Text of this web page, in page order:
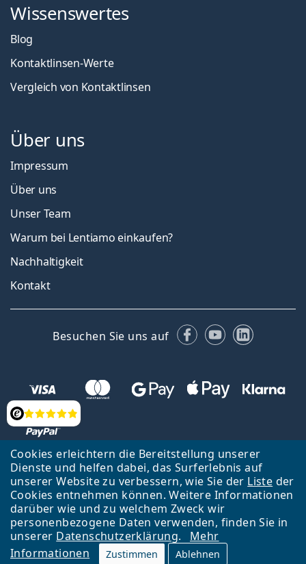
Cookies erleichtern die Bereitstellung unserer
Dienste und helfen dabei, das Surferlebnis auf
unserer Website zu verbessern, wie Sie der Liste der
Cookies entnehmen können. Weitere Informationen
darüber wie und zu welchem Zweck wir
personenbezogene Daten verwenden, finden Sie in
unserer Datenschutzerklärung.
Mehr
Informationen
Zustimmen Ablehnen
Bewertung
Wissenswertes
Blog
Kontaktlinsen-Werte
Vergleich von Kontaktlinsen
Über uns
Impressum
Über uns
Unser Team
Warum bei Lentiamo einkaufen?
Nachhaltigkeit
Kontakt
Besuchen Sie uns auf Facebook
YouTubeLinkedIn
Zurück zur Hauptseite
Nach oben
Lentiamo s.r.o., Tschechien ist Eigentümer und Betreiber des Online-
Shops Lentiamo.at
Seit 18 Jahren sind wir für Sie da.